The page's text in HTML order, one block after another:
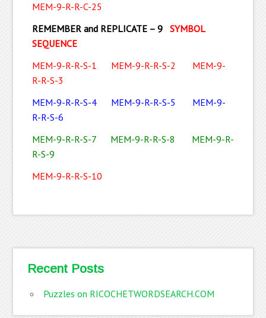
MEM-9-R-R-C-25
REMEMBER and REPLICATE – 9
SYMBOL
SEQUENCE
MEM-9-R-R-S-1
MEM-9-R-R-S-2
MEM-9-
R-R-S-3
MEM-9-R-R-S-4
MEM-9-R-R-S-5
MEM-9-
R-R-S-6
MEM-9-R-R-S-7
MEM-9-R-R-S-8
MEM-9-R-
R-S-9
MEM-9-R-R-S-10
Recent Posts
Puzzles on RICOCHETWORDSEARCH.COM